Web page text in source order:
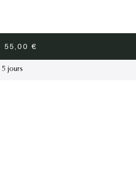
55,00 €
jours